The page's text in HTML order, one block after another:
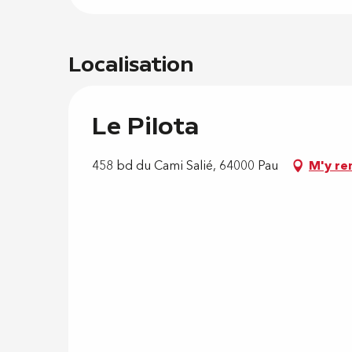
Localisation
Le Pilota
458 bd du Cami Salié, 64000 Pau M'y